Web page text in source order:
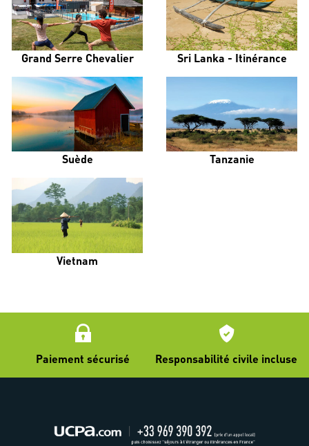
Grand Serre Chevalier Sri Lanka - Itinérance
Suède Tanzanie
Vietnam
Paiement sécurisé Responsabilité civile incluse